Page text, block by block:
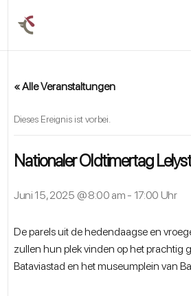
« Alle Veranstaltungen
Dieses Ereignis ist vorbei.
Nationaler Oldtimertag
Juni 15, 2025 @ 8:00 am - 17:00 Uhr
De parels uit de hedendaagse en
zullen hun plek vinden op het prachtig
Bataviastad en het museumplein van